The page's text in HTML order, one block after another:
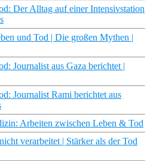
Der Alltag auf einer Intensivstation
und Tod | Die großen Mythen |
Journalist aus Gaza berichtet |
Journalist Rami berichtet aus
Arbeiten zwischen Leben & Tod
verarbeitet | Stärker als der Tod